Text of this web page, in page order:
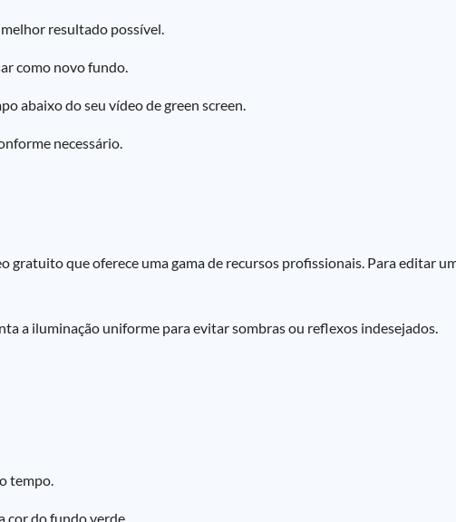
resultado possível.
como novo fundo.
abaixo do seu vídeo de green screen.
necessário.
gratuito que oferece uma gama de recursos profissionais. Para editar
a iluminação uniforme para evitar sombras ou reflexos indesejados.
tempo.
cor do fundo verde.